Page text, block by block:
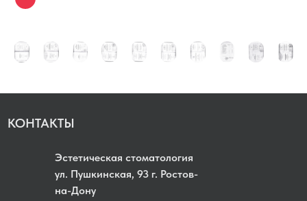
КОНТАКТЫ
Эстетическая стоматология
yл. Пушкинская, 93 г. Ростов-
на-Дону